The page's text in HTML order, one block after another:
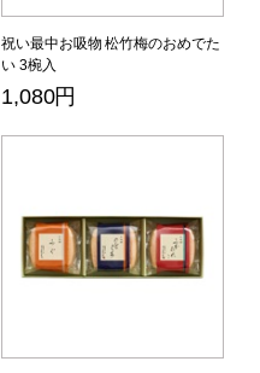
祝い最中お吸物 松竹梅のおめでた
い 3椀入
1,080円